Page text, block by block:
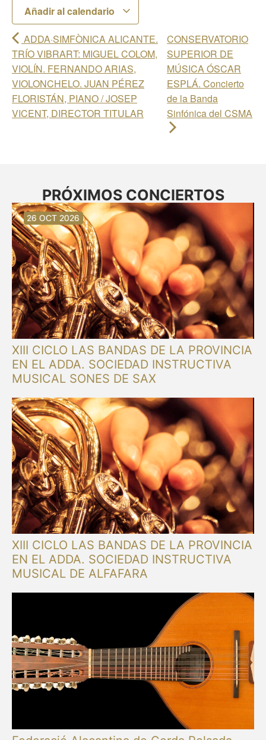
Añadir al calendario
ADDA·SIMFÒNICA ALICANTE.
TRÍO VIBRART: MIGUEL COLOM,
VIOLÍN. FERNANDO ARIAS,
VIOLONCHELO. JUAN PÉREZ
FLORISTÁN, PIANO / JOSEP
VICENT, DIRECTOR TITULAR
CONSERVATORIO
SUPERIOR DE
MÚSICA ÓSCAR
ESPLÁ. Concierto
de la Banda
Sinfónica del CSMA
PRÓXIMOS CONCIERTOS
XIII CICLO LAS BANDAS DE LA PROVINCIA
EN EL ADDA. SOCIEDAD INSTRUCTIVA
MUSICAL SONES DE SAX
30 AGO 2026
XIII CICLO LAS BANDAS DE LA PROVINCIA
EN EL ADDA. SOCIEDAD INSTRUCTIVA
MUSICAL DE ALFAFARA
30 AGO 2026
13 SEP 2026
20 SEP 2026
20 SEP 2026
26 SEP 2026
03 OCT 2026
16 OCT 2026
26 OCT 2026